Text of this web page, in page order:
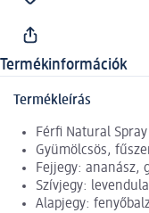
Termékinformációk
Termékleírás
Férfi Natural Spray
Gyümölcsös,
Fejjegy: ananász,
Szívjegy:
Alapjegy: